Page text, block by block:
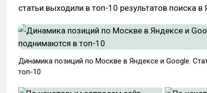
статьи выходили в топ-10 результатов поиска в
Динамика позиций по Москве в Яндексе и Google.
топ-10